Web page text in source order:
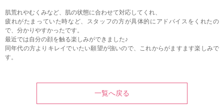
肌荒れやむくみなど、肌の状態に合わせて対応してくれ、
疲れがたまっていた時など、スタッフの方が具体的にアドバイスをくれたの
で、分かりやすかったです。
最近では自分の顔を触る楽しみができました♪
同年代の方よりキレイでいたい願望が強いので、これからがますます楽しみで
す。
一覧へ戻る